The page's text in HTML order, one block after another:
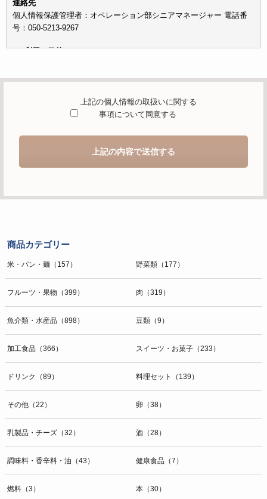
連絡先
個人情報保護管理者：オペレーション部シニアマネージャー 電話番
号：050-5213-9267
c）利用の目的
を適切に受け付け、当社が提供するサービスに関する情報を電子メー
d）個人情報を第三者に提供することが予定される場合の事項
情報を第三者に提供することはありません。
す。
的の通知・開示・内容の訂正・追加または削除・利用の停止・消去お
よび第三者への提供の停止（「開示等」といいます。）に応じます。
g）本人が個人情報を与えることの任意性及び当該情報を与えなかっ
た場合に本人に生じる結果
個人情報の提供は任意と致しますが、当社が依頼する情報の提供がな
い場合、内容が正確でない場合はサービスの提供やご対応等に支障を
きたす可能性がございますのでご了承下さい。
スログ、Cookie（クッキー）等を用いて管理しています。これらに
は、お客様のお名前、ご住所、電話番号、電子メールアドレスなど、
お客様を特定する個人情報は一切含まれておりません。
個人情報に関する問合わせ窓口
〒106-0044 東京都港区東麻布一丁目２７番１号 東麻布食文化ビル４
ＦＡＸ：047-401-6847
上記の個人情報の取扱いに関する
事項について同意する
上記の内容で送信する
商品カテゴリー
米・パン・麺（157） 野菜類（177）
フルーツ・果物（399） 肉（319）
魚介類・水産品（898） 豆類（9）
加工食品（366） スイーツ・お菓子（233）
ドリンク（89） 料理セット（139）
その他（22） 卵（38）
乳製品・チーズ（32） 酒（28）
調味料・香辛料・油（43） 健康食品（7）
燃料（3） 本（30）